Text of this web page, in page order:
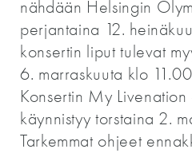
nähdään Helsingin
perjantaina 12.
konsertin liput tulevat
6. marraskuuta klo 11.00
Konsertin My
käynnistyy torstaina 2.
Tarkemmat ohjeet